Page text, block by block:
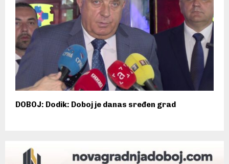
DOBOJ: Dodik: Doboj je danas sređen grad